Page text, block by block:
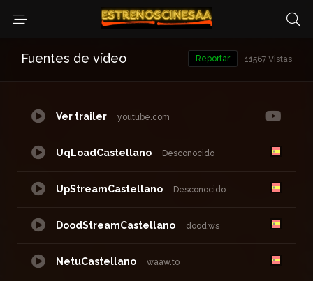
Fuentes de vídeo 11567 Vistas
Reportar
Ver trailer youtube.com
UqLoadCastellano Desconocido
UpStreamCastellano Desconocido
DoodStreamCastellano dood.ws
NetuCastellano waaw.to